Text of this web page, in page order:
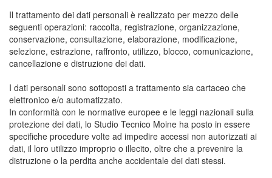
Il trattamento dei dati personali è realizzato per mezzo delle
seguenti operazioni: raccolta, registrazione, organizzazione,
conservazione, consultazione, elaborazione, modificazione,
selezione, estrazione, raffronto, utilizzo, blocco, comunicazione,
cancellazione e distruzione dei dati.
I dati personali sono sottoposti a trattamento sia cartaceo che
elettronico e/o automatizzato.
In conformità con le normative europee e le leggi nazionali sulla
protezione dei dati, lo Studio Tecnico Moine ha posto in essere
specifiche procedure volte ad impedire accessi non autorizzati ai
dati, il loro utilizzo improprio o illecito, oltre che a prevenire la
distruzione o la perdita anche accidentale dei dati stessi.